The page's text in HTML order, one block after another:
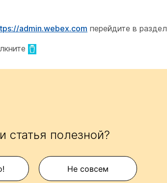
admin.webex.com перейдите в раздел
статья полезной?
Не совсем